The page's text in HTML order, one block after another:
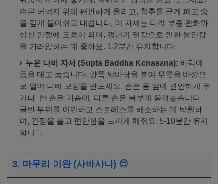
손은 허벅지 위에 편안하게 올리고, 척추를 곧게 펴고 숨
을 깊게 들이쉬고 내쉽니다. 이 자세는 다리 부종 완화와
심신 안정에 도움이 되며, 갱년기 열감으로 인한 불안감
을 가라앉히는 데 좋아요. 1-2분간 유지합니다.
누운 나비 자세 (Supta Baddha Konasana): 바닥에
등을 대고 눕습니다. 양쪽 발바닥을 붙여 무릎을 바깥으
로 열어 나비 모양을 만드세요. 손은 몸 옆에 편안하게 두
거나, 한 손은 가슴에, 다른 손은 복부에 올려놓습니다.
골반 부위를 이완하고 스트레스를 해소하는 데 탁월하
며, 긴장을 풀고 편안함을 느끼게 해줘요. 5-10분간 유지
합니다.
3. 마무리 이완 (사바사나) 😌